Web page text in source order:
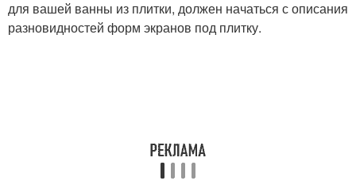
для вашей ванны из плитки, должен начаться с описания
разновидностей форм экранов под плитку.